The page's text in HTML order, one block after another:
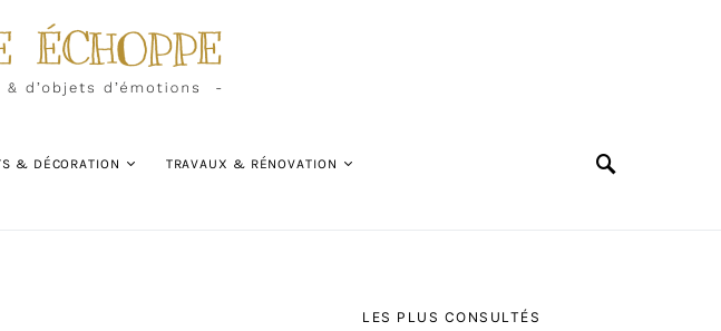
& DÉCORATION TRAVAUX & RÉNOVATION
LES PLUS CONSULTÉS